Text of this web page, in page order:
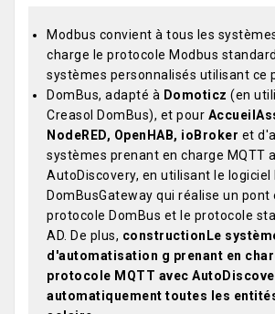
Modbus convient à tous les
charge le protocole Modbus
systèmes personnalisés utilisant ce
DomBus, adapté à Domoticz (en
Creasol DomBus), et pour
NodeRED, OpenHAB, ioBroker et
systèmes prenant en charge MQTT
AutoDiscovery, en utilisant le logiciel
DomBusGateway qui réalise un pont
protocole DomBus et le protocole
AD. De plus, constructionLe
d'automatisation g prenant en
protocole MQTT avec
automatiquement toutes les